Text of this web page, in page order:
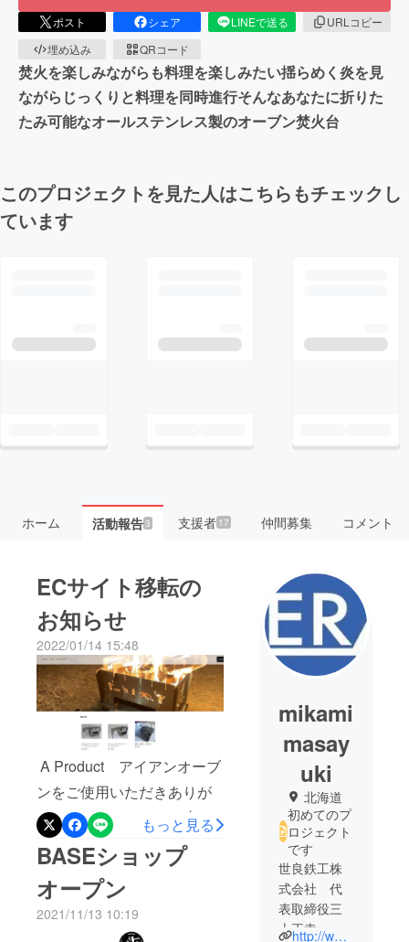
ポスト シェア LINEで送る
URLコピー
埋め込み
QRコード
焚火を楽しみながらも料理を楽しみたい揺らめく炎を見
ながらじっくりと料理を同時進行そんなあなたに折りた
たみ可能なオールステンレス製のオーブン焚火台
このプロジェクトを見た人はこちらもチェックし
ています
ホーム 活動報告3 支援者 17 仲間募集 コメント
ECサイト移転の
お知らせ
2022/01/14 15:48
A Product アイアンオーブ
ンをご使用いただきありが
とうございます。この度弊
社販売ECサイトを移転しま
したことをご報告いたしま
す。新しいURLは
https://aproduct3111.stores.j
もっと見る
BASEショップ
オープン
2021/11/13 10:19
mikami
masay
uki
北海道
初めてのプ
ロジェクト
です
世良鉄工株
式会社 代
表取締役三
上正幸
http://www.seratekkou.co.jp/